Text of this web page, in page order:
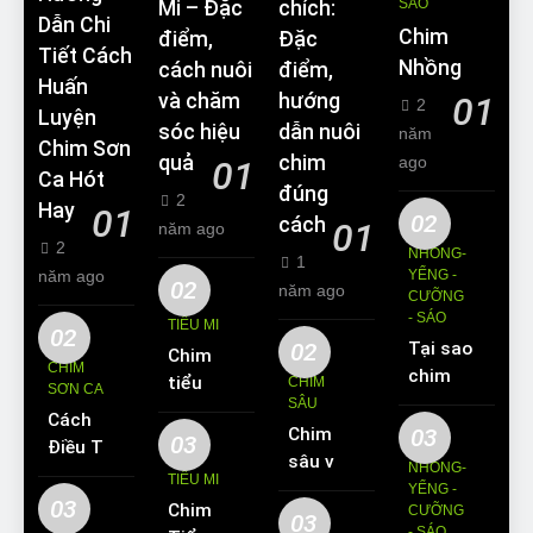
Dẫn Chi
Tiết Cách
Huấn
Luyện
Chim Sơn
Ca Hót
Hay
01
2
năm ago
02
CHIM
SƠN CA
Cách
Điều Trị
Hiệu
Quả
03
Mi – Đặc
điểm,
cách nuôi
và chăm
sóc hiệu
quả
01
2
năm ago
02
TIỂU MI
Chim
tiểu mi
ăn gì?
Kinh
nghiệm
chim
03
TIỂU MI
Chim
chích:
Đặc
điểm,
hướng
dẫn nuôi
chim
đúng
cách 01
1
năm ago
02
CHIM
SÂU
Chim
sâu và
những
thông
03
SÁO
Chim
Nhồng
01
2
năm
ago
02
NHỒNG-
YỂNG -
CƯỠNG
- SÁO
Tại sao
chim
Sáo lại
được
yêu
thích
nuôi
03
NHỒNG-
YỂNG -
CƯỠNG